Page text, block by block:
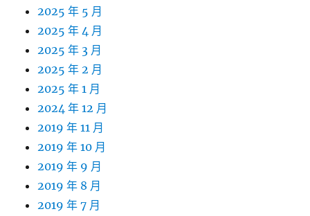
2025 年 5 月
2025 年 4 月
2025 年 3 月
2025 年 2 月
2025 年 1 月
2024 年 12 月
2019 年 11 月
2019 年 10 月
2019 年 9 月
2019 年 8 月
2019 年 7 月